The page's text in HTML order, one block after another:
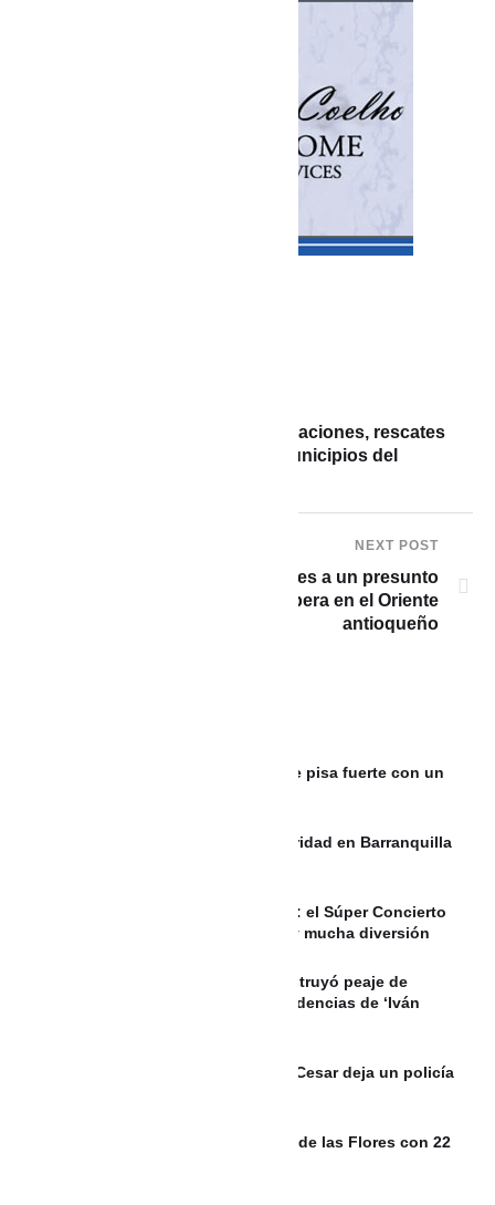
Fuertes lluvias causan inundaciones, rescates
y daños en Barranquilla y municipios del
NEXT POST
¡Tenga cuidado! Exponen en redes a un presunto
estafador de viajes que opera en el Oriente
antioqueño
Maca & Gero, el dúo colombiano que pisa fuerte con un
Mil 500 policías fortalecerán la seguridad en Barranquilla
8 de agosto en la Feria de las Flores: el Súper Concierto
2026, desfile de Héroes de la Patria y mucha diversión
Video | Atentado con explosivos destruyó peaje de
Mondomo entre Cali y Popayán; disidencias de ‘Iván
Ataque con drones y explosivos en Cesar deja un policía
Commerk Antioquia impulsa la Feria de las Flores con 22